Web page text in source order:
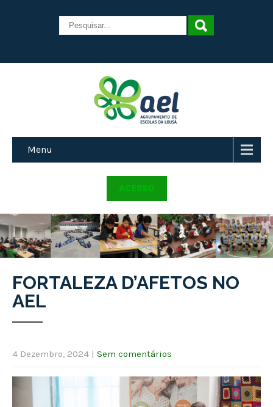
Menu
ACESSO
FORTALEZA D’AFETOS NO
AEL
4 Dezembro, 2024 | Sem comentários